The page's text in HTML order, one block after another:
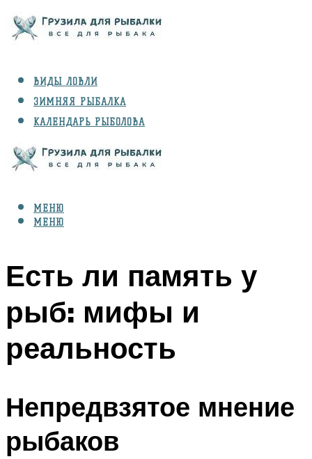
ВИДЫ ЛОВЛИ
ЗИМНЯЯ РЫБАЛКА
КАЛЕНДАРЬ РЫБОЛОВА
СНАРЯЖЕНИЕ
МЕНЮ
МЕНЮ
Есть ли память у
рыб: мифы и
реальность
Непредвзятое мнение
рыбаков